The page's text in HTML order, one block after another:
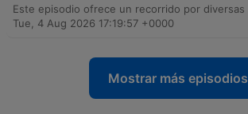
Tue, 4 Aug 2026 17:19:57 +0000
Mostrar más episodios